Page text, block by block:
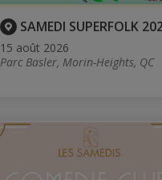
SAMEDI SUPERFOLK
15 août 2026
Parc Basler, Morin-Heights, QC